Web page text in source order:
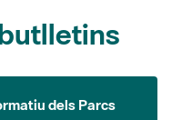
dels Parcs